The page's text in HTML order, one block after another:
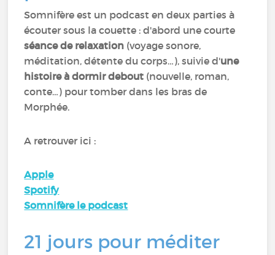
Somnifère est un podcast en deux parties à
écouter sous la couette : d'abord une courte
séance de relaxation (voyage sonore,
méditation, détente du corps…), suivie d'une
histoire à dormir debout (nouvelle, roman,
conte…) pour tomber dans les bras de
Morphée.
A retrouver ici :
Apple
Spotify
Somnifère le podcast
21 jours pour méditer